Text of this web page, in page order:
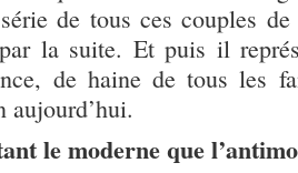
de tous ces couples
par la suite. Et puis il
de haine de tous les
aujourd’hui.
le moderne que